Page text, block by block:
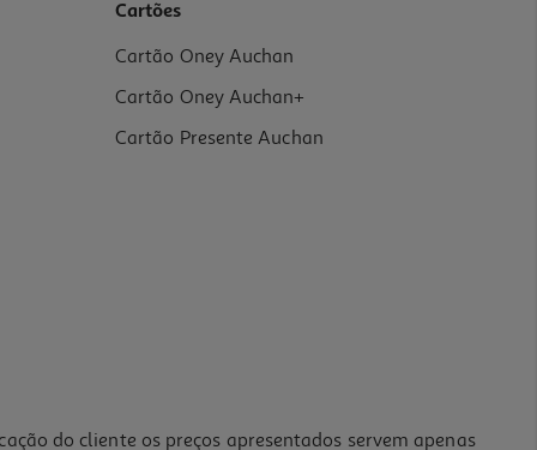
Cartões
Cartão Oney Auchan
Cartão Oney Auchan+
Cartão Presente Auchan
do cliente os preços apresentados servem apenas